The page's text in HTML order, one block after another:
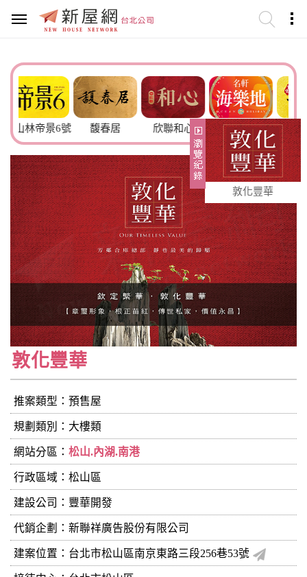
敦化豐華
景6號 馥春居 欣聯和心 名軒海樂地 百俊吾雙
敦化豐華
推案類型：預售屋
規劃類別：大樓類
網站分區： 松山.內湖.南港
行政區域：松山區
建設公司： 豐華開發
代銷企劃：新聯祥廣告股份有限公司
建案位置：台北市松山區南京東路三段256巷53號